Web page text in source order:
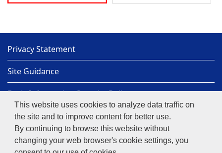
This website uses cookies to analyze data traffic on
the site and to improve content for better use.
By continuing to browse this website without
changing your web browser's cookie settings, you
Privacy Statement
Site Guidance
Basic Information Security Policy
Sitemap
NIHON DEMPA KOGYO CO., LTD.
Copyright© 1997-
2026NIHON DEMPA KOGYO CO., LTD.